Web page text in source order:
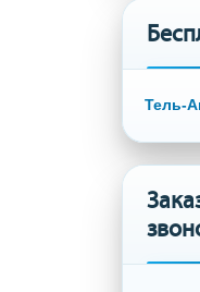
Тель-